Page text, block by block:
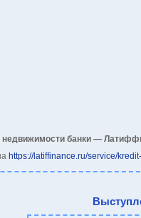
недвижимости банки —
https://latiffinance.ru/service/